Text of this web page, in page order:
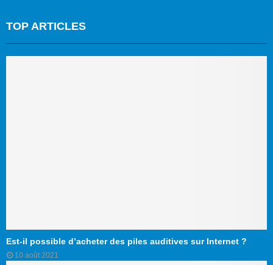
TOP ARTICLES
Est-il possible d’acheter des piles auditives sur Internet ?
10 août 2021